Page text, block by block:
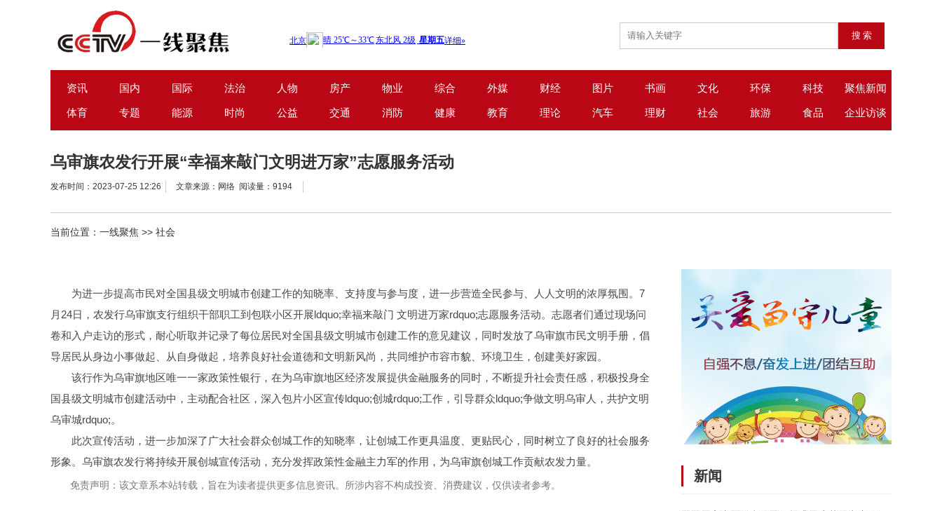
资讯 国内 国际 法治 人物 房产 物业 综合 外媒 财经 图片 书画 文化 环保 科技 聚焦新闻
体育 专题 能源 时尚 公益 交通 消防 健康 教育 理论 汽车 理财 社会 旅游 食品 企业访谈
乌审旗农发行开展“幸福来敲门文明进万家”志愿服务活动
发布时间：2023-07-25 12:26 文章来源：网络 阅读量：9194
当前位置： 一线聚焦 >> 社会
为进一步提高市民对全国县级文明城市创建工作的知晓率、支持度与参与度，进一步营造全民参与、人人文明的浓厚氛围。7
月24日，农发行乌审旗支行组织干部职工到包联小区开展ldquo;幸福来敲门 文明进万家rdquo;志愿服务活动。志愿者们通过现场问
卷和入户走访的形式，耐心听取并记录了每位居民对全国县级文明城市创建工作的意见建议，同时发放了乌审旗市民文明手册，倡
导居民从身边小事做起、从自身做起，培养良好社会道德和文明新风尚，共同维护市容市貌、环境卫生，创建美好家园。
该行作为乌审旗地区唯一一家政策性银行，在为乌审旗地区经济发展提供金融服务的同时，不断提升社会责任感，积极投身全
国县级文明城市创建活动中，主动配合社区，深入包片小区宣传ldquo;创城rdquo;工作，引导群众ldquo;争做文明乌审人，共护文明
乌审城rdquo;。
此次宣传活动，进一步加深了广大社会群众创城工作的知晓率，让创城工作更具温度、更贴民心，同时树立了良好的社会服务
形象。乌审旗农发行将持续开展创城宣传活动，充分发挥政策性金融主力军的作用，为乌审旗创城工作贡献农发力量。
免责声明：该文章系本站转载，旨在为读者提供更多信息资讯。所涉内容不构成投资、消费建议，仅供读者参考。
新闻